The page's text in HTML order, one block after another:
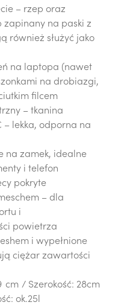
– rzep oraz
zapinany na paski z
również służyć jako
na laptopa (nawet
na drobiazgi,
filcem
– tkanina
– lekka, odporna na
na zamek, idealne
i telefon
pokryte
– dla
i
powietrza
i wypełnione
ciężar zawartości
cm / Szerokość: 28cm
ok.25l